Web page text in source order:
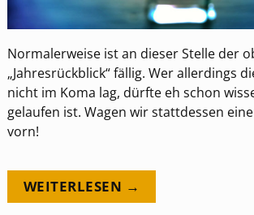
Normalerweise ist an dieser Stelle der
„Jahresrückblick“ fällig. Wer allerdings
nicht im Koma lag, dürfte eh schon
gelaufen ist. Wagen wir stattdessen
vorn!
WEITERLESEN →